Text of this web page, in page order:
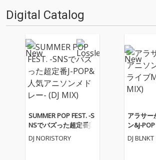
Digital Catalog
SUMMER POP FEST. -S
NSでバズった超定番J-P
OP&人気アニソンメド
レー- (DJ MIX)
DJ NORISTORY
アラサー
ン&J-
9 (DJ MIX)
DJ BLNKT